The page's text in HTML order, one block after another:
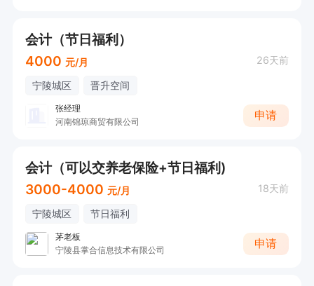
会计（节日福利）
4000 元/月 26天前
宁陵城区 晋升空间
张经理
河南锦琼商贸有限公司
申请
会计（可以交养老保险+节日福利)
3000-4000 元/月 18天前
宁陵城区 节日福利
茅老板
宁陵县掌合信息技术有限公司
申请